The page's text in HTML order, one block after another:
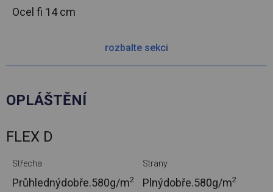
Ocel fi 14 cm
rozbalte sekci
OPLÁŠTĚNÍ
FLEX D
Střecha
Průhlednýdobře.580g/m2
Strany
Plnýdobře.580g/m2